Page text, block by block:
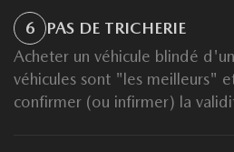
6
PAS DE TRICHERIE
Acheter un véhicule blindé
véhicules sont "les meilleurs"
confirmer (ou infirmer) la